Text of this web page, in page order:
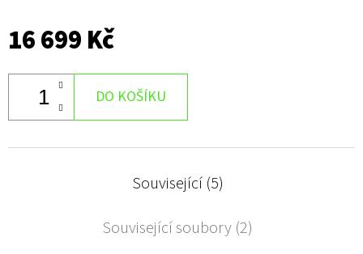
16 699 Kč
DO KOŠÍKU
Související (5)
Související soubory (2)